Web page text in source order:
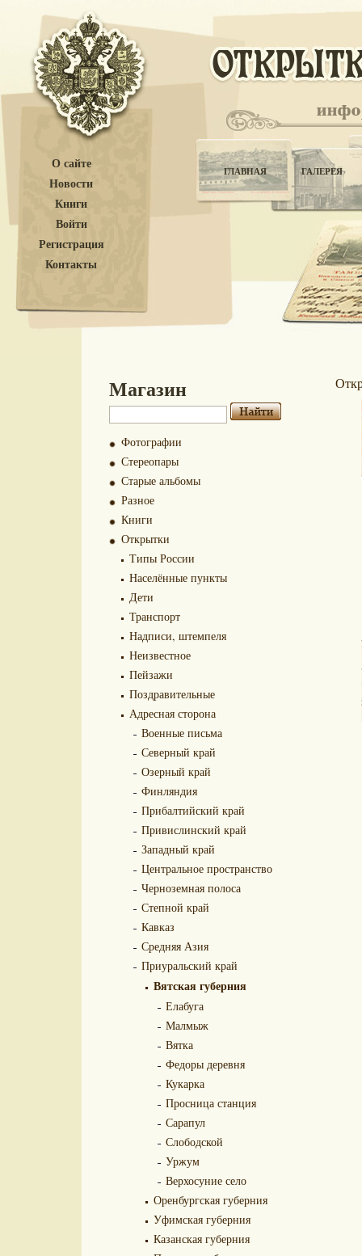
О сайте
Новости
Книги
Войти
Регистрация
Контакты
ГЛАВНАЯ ГАЛЕРЕЯ
Магазин
Фотографии
Стереопары
Старые альбомы
Разное
Книги
Открытки
Типы России
Населённые пункты
Дети
Транспорт
Надписи, штемпеля
Неизвестное
Пейзажи
Поздравительные
Адресная сторона
Военные письма
Северный край
Озерный край
Финляндия
Прибалтийский край
Привислинский край
Западный край
Центральное пространство
Черноземная полоса
Степной край
Кавказ
Средняя Азия
Приуральский край
Вятская губерния
Елабуга
Малмыж
Вятка
Федоры деревня
Кукарка
Просница станция
Сарапул
Слободской
Уржум
Верхосуние село
Оренбургская губерния
Уфимская губерния
Казанская губерния